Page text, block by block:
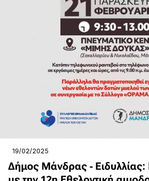
19/02/2025
Δήμος Μάνδρας -